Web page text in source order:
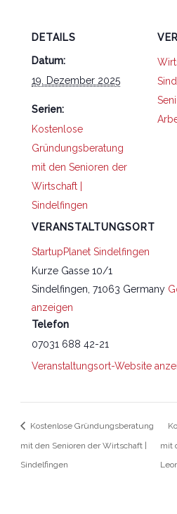
DETAILS
Datum:
19. Dezember 2025
Serien:
Kostenlose
Gründungsberatung
mit den Senioren der
Wirtschaft |
Sindelfingen
VERANSTALTUNGSORT
StartupPlanet Sindelfingen
Kurze Gasse 10/1
Sindelfingen, 71063 Germany
anzeigen
Telefon
07031 688 42-21
Veranstaltungsort-Website
Kostenlose Gründungsberatung
mit den Senioren der Wirtschaft |
Sindelfingen
mit